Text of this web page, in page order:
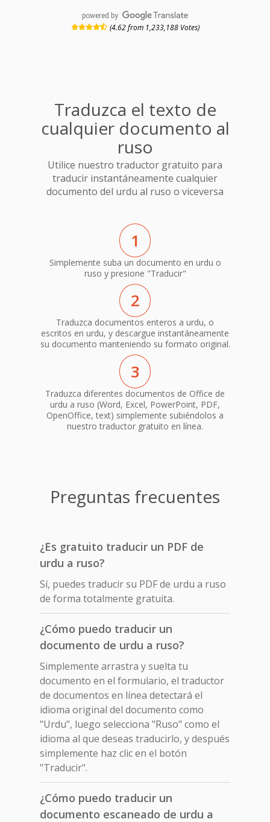
powered by
(4.62 from 1,233,188 Votes)
Traduzca el texto de
cualquier documento al
ruso
Utilice nuestro traductor gratuito para
traducir instantáneamente cualquier
documento del urdu al ruso o viceversa
1
Simplemente suba un documento en urdu o
ruso y presione "Traducir"
2
Traduzca documentos enteros a urdu, o
escritos en urdu, y descargue instantáneamente
su documento manteniendo su formato original.
3
Traduzca diferentes documentos de Office de
urdu a ruso (Word, Excel, PowerPoint, PDF,
OpenOffice, text) simplemente subiéndolos a
nuestro traductor gratuito en línea.
Preguntas frecuentes
¿Es gratuito traducir un PDF de
urdu a ruso?
Sí, puedes traducir su PDF de urdu a ruso
de forma totalmente gratuita.
¿Cómo puedo traducir un
documento de urdu a ruso?
Simplemente arrastra y suelta tu
documento en el formulario, el traductor
de documentos en línea detectará el
idioma original del documento como
"Urdu", luego selecciona "Ruso" como el
idioma al que deseas traducirlo, y después
simplemente haz clic en el botón
"Traducir".
¿Cómo puedo traducir un
documento escaneado de urdu a